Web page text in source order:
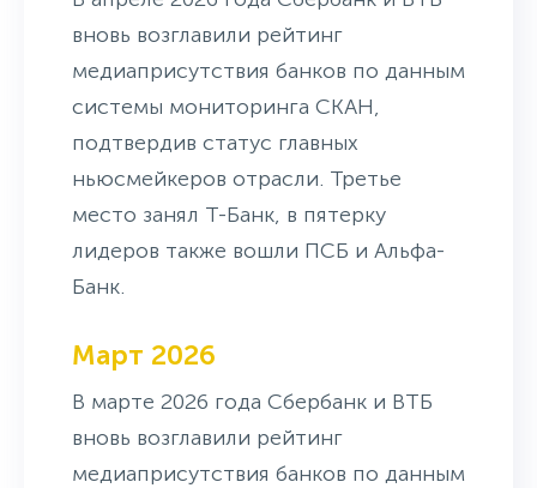
вновь возглавили рейтинг
медиаприсутствия банков по данным
системы мониторинга СКАН,
подтвердив статус главных
ньюсмейкеров отрасли. Третье
место занял Т-Банк, в пятерку
лидеров также вошли ПСБ и Альфа-
Банк.
Март 2026
В марте 2026 года Сбербанк и ВТБ
вновь возглавили рейтинг
медиаприсутствия банков по данным